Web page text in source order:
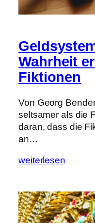
Wahrheit
Fiktionen
Von Georg
seltsamer als die
daran, dass die
an…
weiterlesen